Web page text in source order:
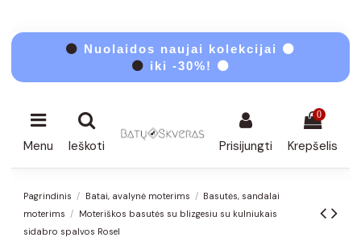
⚫ Nuolaidos naujai kolekcijai ⚫
⚫ iki -30%! ⚫
Menu Ieškoti Prisijungti
0
Krepšelis
Pagrindinis Batai, avalynė moterims
Basutės, sandalai
moterims
Moteriškos basutės su blizgesiu su kulniukais
sidabro spalvos Rosel